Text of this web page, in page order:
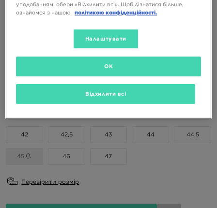
ON CLOUDMONSTER 1
Доступні Кольори
42 42,5 43 44 44,5
45 46 47
Перевірити розмір
уподобанням, обери «Відхилити всі». Щоб дізнатися більше,
ознайомся з нашою
політикою конфіденційності.
Налаштувати
Відхилити всі
OK